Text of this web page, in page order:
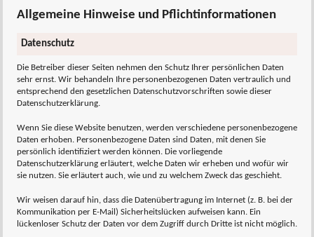
Allgemeine Hinweise und Pflichtinformationen
Datenschutz
Die Betreiber dieser Seiten nehmen den Schutz Ihrer persönlichen Daten
sehr ernst. Wir behandeln Ihre personenbezogenen Daten vertraulich und
entsprechend den gesetzlichen Datenschutzvorschriften sowie dieser
Datenschutzerklärung.
Wenn Sie diese Website benutzen, werden verschiedene personenbezogene
Daten erhoben. Personenbezogene Daten sind Daten, mit denen Sie
persönlich identifiziert werden können. Die vorliegende
Datenschutzerklärung erläutert, welche Daten wir erheben und wofür wir
sie nutzen. Sie erläutert auch, wie und zu welchem Zweck das geschieht.
Wir weisen darauf hin, dass die Datenübertragung im Internet (z. B. bei der
Kommunikation per E-Mail) Sicherheitslücken aufweisen kann. Ein
lückenloser Schutz der Daten vor dem Zugriff durch Dritte ist nicht möglich.